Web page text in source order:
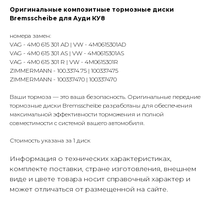
Оригинальные композитные тормозные диски
Bremsscheibe для Ауди КУ8
номера замен:
VAG - 4M0 615 301 AD | VW - 4M0615301AD
VAG - 4M0 615 301 AS | VW - 4M0615301AS
VAG - 4M0 615 301 R | VW - 4M0615301R
ZIMMERMANN - 100.3374.75 | 100337475
ZIMMERMANN - 100337470 | 100337470
Ваши тормоза — это ваша безопасность. Оригинальные передние
тормозные диски Bremsscheibe разработаны для обеспечения
максимальной эффективности торможения и полной
совместимости с системой вашего автомобиля.
Стоимость указана за 1 диск
Информация о технических характеристиках,
комплекте поставки, стране изготовления, внешнем
виде и цвете товара носит справочный характер и
может отличаться от размещенной на сайте.